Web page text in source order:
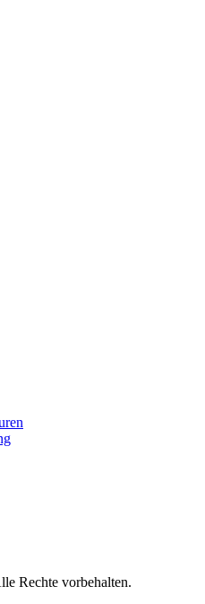
Rechte vorbehalten.